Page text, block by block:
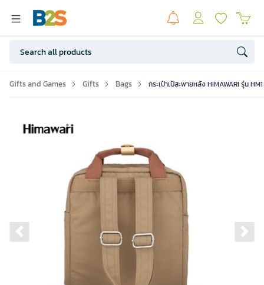
Gifts and Games Gifts Bags กระเป๋าเป้สะพายหลัง HIMAWARI รุ่น
Previous slide